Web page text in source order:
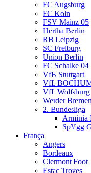
FC Augsburg
FC Koln
FSV Mainz 05
Hertha Berlin
RB Leipzig
SC Freiburg
Union Berlin
FC Schalke 04
VfB Stuttgart
VfL
VfL Wolfsburg
Werder Bremen
2. Bundesliga
Arminia
SpVgg
França
Angers
Bordeaux
Clermont Foot
Estac Troyes